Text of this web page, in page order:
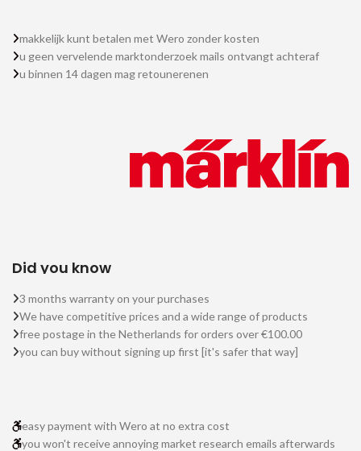
makkelijk kunt betalen met Wero zonder kosten
u geen vervelende marktonderzoek mails ontvangt achteraf
u binnen 14 dagen mag retounerenen
Did you know
3 months warranty on your purchases
We have competitive prices and a wide range of products
free postage in the Netherlands for orders over €100.00
you can buy without signing up first [it's safer that way]
easy payment with Wero at no extra cost
you won't receive annoying market research emails afterwards